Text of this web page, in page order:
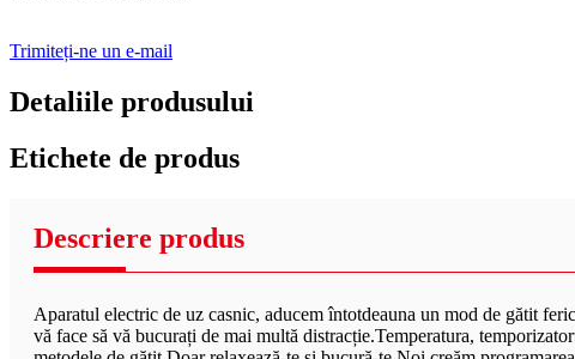
Trimiteți-ne un e-mail
Detaliile produsului
Etichete de produs
Descriere produs
Aparatul electric de uz casnic, aducem întotdeauna un mod de gătit
vă face să vă bucurați de mai multă distracție.Temperatura,